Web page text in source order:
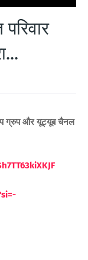
ग्रुप और यूट्यूब चैनल